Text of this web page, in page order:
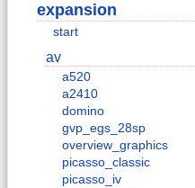
expansion
start
av
a520
a2410
domino
gvp_egs_28sp
overview_graphics
picasso_classic
picasso_iv